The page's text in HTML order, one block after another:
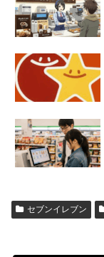
セブンイレブン